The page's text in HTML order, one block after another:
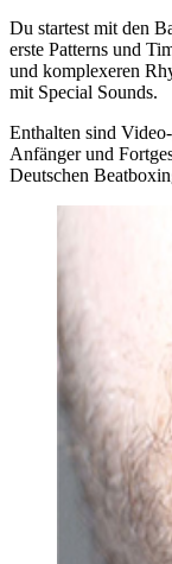
Du startest mit den
erste Patterns und
und komplexeren
mit Special Sounds.
Enthalten sind
Anfänger und
Deutschen